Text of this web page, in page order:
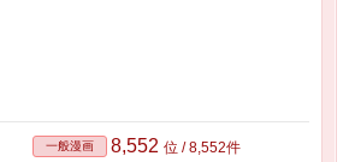
一般漫画 8,552 位 / 8,552件